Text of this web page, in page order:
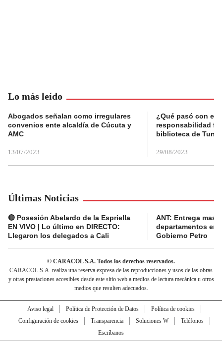
Lo más leído
Abogados señalan como irregulares
convenios ente alcaldía de Cúcuta y
AMC
13/07/2023
¿Qué pasó con el
responsabilidad
biblioteca de
29/08/2023
Últimas Noticias
🔴 Posesión Abelardo de la Espriella
EN VIVO | Lo último en DIRECTO:
Llegaron los delegados a Cali
ANT: Entrega
departamentos en
Gobierno Petro
© CARACOL S.A. Todos los derechos reservados.
CARACOL S.A. realiza una reserva expresa de las reproducciones y usos de las obras
y otras prestaciones accesibles desde este sitio web a medios de lectura mecánica u otros
medios que resulten adecuados.
Aviso legal Política de Protección de Datos
Política de cookies
Configuración de cookies
Transparencia Soluciones W
Teléfonos
Escríbanos